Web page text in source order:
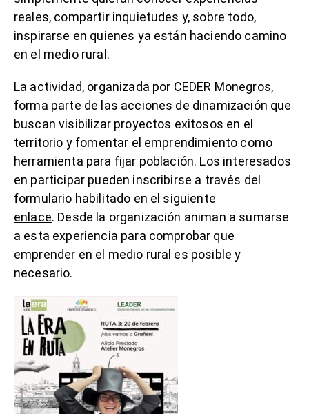
reales, compartir inquietudes y, sobre todo,
inspirarse en quienes ya están haciendo camino
en el medio rural.
La actividad, organizada por CEDER Monegros,
forma parte de las acciones de dinamización que
buscan visibilizar proyectos exitosos en el
territorio y fomentar el emprendimiento como
herramienta para fijar población. Los interesados
en participar pueden inscribirse a través del
formulario habilitado en el siguiente
enlace. Desde la organización animan a sumarse
a esta experiencia para comprobar que
emprender en el medio rural es posible y
necesario.